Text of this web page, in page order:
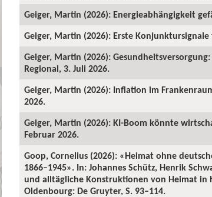
Geiger, Martin (2026): Energieabhängigkeit
Geiger, Martin (2026): Erste
Geiger, Martin (2026):
Regional, 3. Juli 2026.
Geiger, Martin (2026): Inflation im
2026.
Geiger, Martin (2026): KI-Boom könnte
Februar 2026.
Goop, Cornelius (2026): «Heimat ohne
1866–1945». In: Johannes Schütz, Henrik
und alltägliche Konstruktionen von Heimat in
Oldenbourg: De Gruyter, S. 93–114.